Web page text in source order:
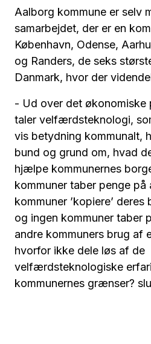
Aalborg kommune er selv
samarbejdet, der er en
København, Odense,
og Randers, de seks
Danmark, hvor der
- Ud over det økonomiske
taler velfærdsteknologi,
vis betydning kommunalt,
bund og grund om, hvad
hjælpe kommunernes
kommuner taber penge på
kommuner ’kopiere’
og ingen kommuner taber
andre kommuners brug af
hvorfor ikke dele løs af de
velfærdsteknologiske
kommunernes grænser?